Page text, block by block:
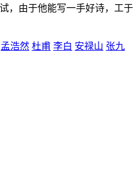
，由于他能写一手好诗，工于
孟浩然 杜甫 李白 安禄山 张九